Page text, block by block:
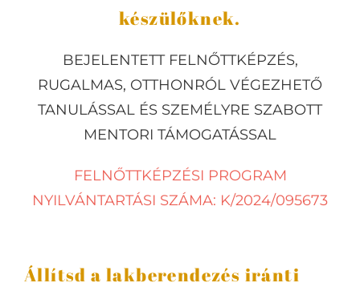
készülőknek.
BEJELENTETT FELNŐTTKÉPZÉS,
RUGALMAS, OTTHONRÓL VÉGEZHETŐ
TANULÁSSAL ÉS SZEMÉLYRE SZABOTT
MENTORI TÁMOGATÁSSAL
FELNŐTTKÉPZÉSI PROGRAM
NYILVÁNTARTÁSI SZÁMA: K/2024/095673
Állítsd a lakberendezés iránti